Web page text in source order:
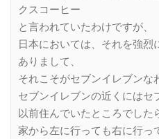
クスコーヒー
と言われていたわけですが、
日本においては、それを強烈
ありまして、
それこそがセブンイレブンな
セブンイレブンの近くにはセ
以前住んでいたところでした
家から左に行っても右に行っ